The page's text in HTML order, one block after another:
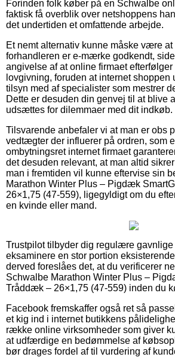
Forinden folk køber på en Schwalbe
faktisk få overblik over netshoppens
det undertiden et omfattende arbejde.
Et nemt alternativ kunne måske være
forhandleren er e-mærke godkendt,
angivelse af at online firmaet
lovgivning, foruden at internet shoppen
tilsyn med af specialister som mestrer
Dette er desuden din genvej til at blive
udsættes for dilemmaer med dit indkøb.
Tilsvarende anbefaler vi at man er obs
vedtægter der influerer på ordren, som
ombytningsret internet firmaet
det desuden relevant, at man altid
man i fremtiden vil kunne eftervise sin
Marathon Winter Plus – Pigdæk
26×1,75 (47-559), ligegyldigt om du
en kvinde eller mand.
Trustpilot tilbyder dig regulære gavnlige
eksaminere en stor portion
derved foreslåes det, at du verificerer
Schwalbe Marathon Winter Plus –
Tråddæk – 26×1,75 (47-559) inden du
Facebook fremskaffer også ret så
et kig ind i internet butikkens
række online virksomheder som giver
at udfærdige en bedømmelse af
bør drages fordel af til vurdering af